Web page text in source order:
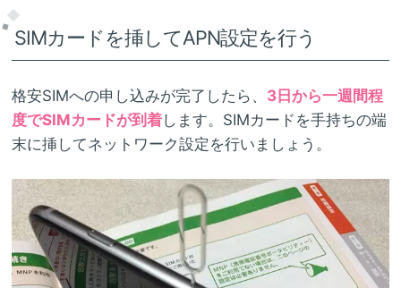
SIMカードを挿してAPN設定を行う
格安SIMへの申し込みが完了したら、 3日から一週間程
度でSIMカードが到着します。SIMカードを手持ちの端
末に挿してネットワーク設定を行いましょう。